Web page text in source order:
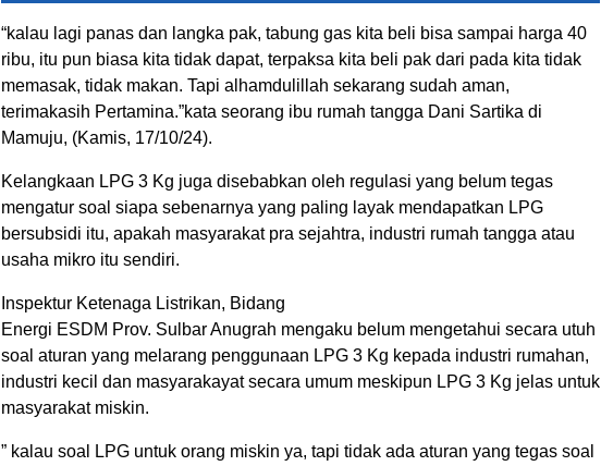
“kalau lagi panas dan langka pak, tabung gas kita beli bisa sampai harga 40
ribu, itu pun biasa kita tidak dapat, terpaksa kita beli pak dari pada kita tidak
memasak, tidak makan. Tapi alhamdulillah sekarang sudah aman,
terimakasih Pertamina.”kata seorang ibu rumah tangga Dani Sartika di
Mamuju, (Kamis, 17/10/24).
Kelangkaan LPG 3 Kg juga disebabkan oleh regulasi yang belum tegas
mengatur soal siapa sebenarnya yang paling layak mendapatkan LPG
bersubsidi itu, apakah masyarakat pra sejahtra, industri rumah tangga atau
usaha mikro itu sendiri.
Inspektur Ketenaga Listrikan, Bidang
Energi ESDM Prov. Sulbar Anugrah mengaku belum mengetahui secara utuh
soal aturan yang melarang penggunaan LPG 3 Kg kepada industri rumahan,
industri kecil dan masyarakayat secara umum meskipun LPG 3 Kg jelas untuk
masyarakat miskin.
” kalau soal LPG untuk orang miskin ya, tapi tidak ada aturan yang tegas soal